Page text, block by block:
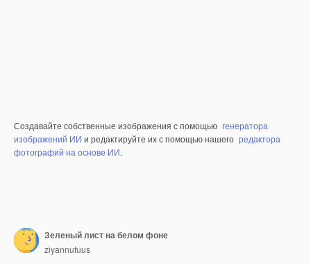
Создавайте собственные изображения с помощью генератора
изображений ИИ и редактируйте их с помощью нашего редактора
фотографий на основе ИИ.
Зеленый лист на белом фоне
ziyannufuus